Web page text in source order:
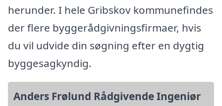
herunder. I hele Gribskov kommunefindes
der flere byggerådgivningsfirmaer, hvis
du vil udvide din søgning efter en dygtig
byggesagkyndig.
Anders Frølund Rådgivende Ingeniør